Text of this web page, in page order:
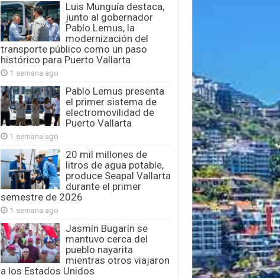
Luis Munguía destaca,
junto al gobernador
Pablo Lemus, la
modernización del
transporte público como un paso
histórico para Puerto Vallarta
1 semana ago
Pablo Lemus presenta
el primer sistema de
electromovilidad de
Puerto Vallarta
1 semana ago
20 mil millones de
litros de agua potable,
produce Seapal Vallarta
durante el primer
semestre de 2026
1 semana ago
Jasmín Bugarín se
mantuvo cerca del
pueblo nayarita
mientras otros viajaron
a los Estados Unidos